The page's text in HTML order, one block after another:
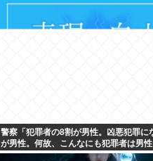
警察「犯罪者の8割が男性。凶悪犯罪に
が男性。何故、こんなにも犯罪者は男
か」